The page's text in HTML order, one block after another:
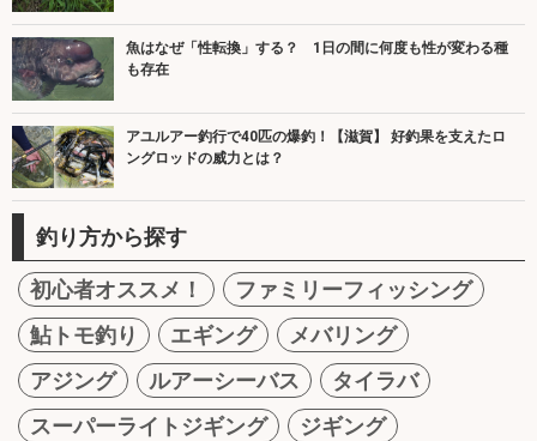
魚はなぜ「性転換」する？ 1日の間に何度も性が変わる種
も存在
アユルアー釣行で40匹の爆釣！【滋賀】 好釣果を支えたロ
ングロッドの威力とは？
釣り方から探す
初心者オススメ！
ファミリーフィッシング
鮎トモ釣り
エギング
メバリング
アジング
ルアーシーバス
タイラバ
スーパーライトジギング
ジギング